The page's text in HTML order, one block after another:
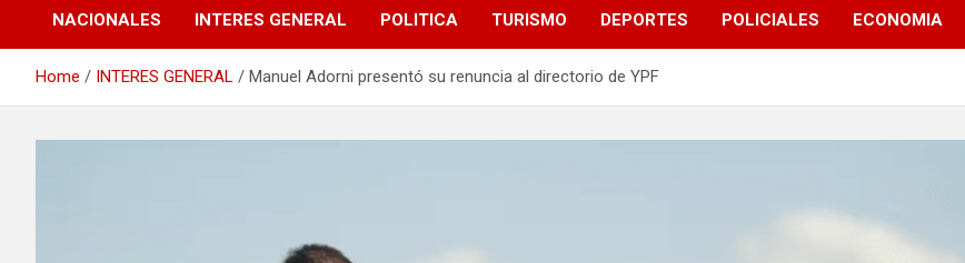
NACIONALES INTERES GENERAL POLITICA TURISMO DEPORTES POLICIALES ECONOMIA
Home INTERES GENERAL Manuel Adorni presentó su renuncia al directorio de YPF